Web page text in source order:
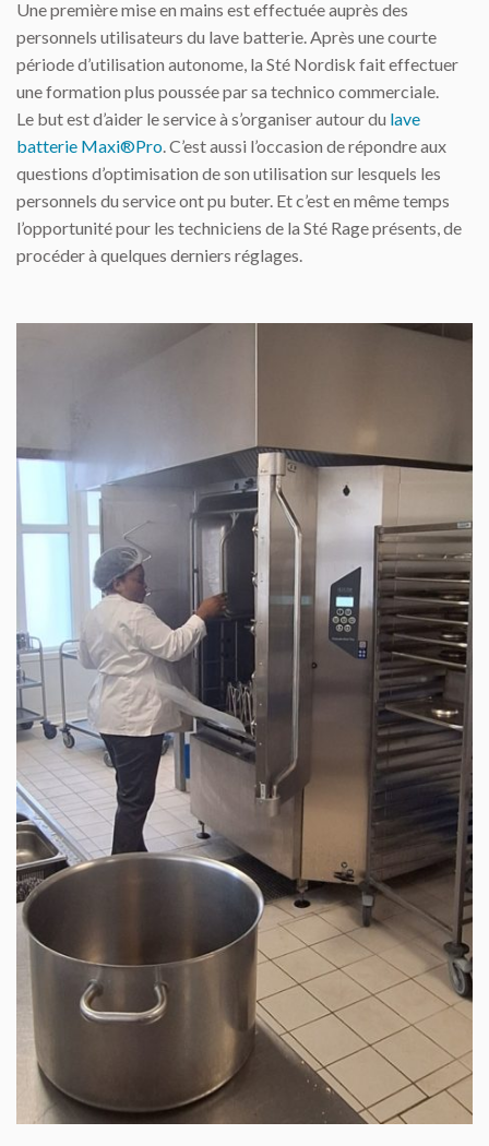
Une première mise en mains est effectuée auprès des
personnels utilisateurs du lave batterie. Après une courte
période d’utilisation autonome, la Sté Nordisk fait effectuer
une formation plus poussée par sa technico commerciale.
Le but est d’aider le service à s’organiser autour du lave
batterie Maxi®Pro . C’est aussi l’occasion de répondre aux
questions d’optimisation de son utilisation sur lesquels les
personnels du service ont pu buter. Et c’est en même temps
l’opportunité pour les techniciens de la Sté Rage présents, de
procéder à quelques derniers réglages.